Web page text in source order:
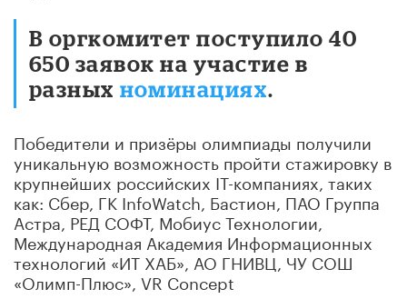
В оргкомитет поступило 40
650 заявок на участие в
разных номинациях.
Победители и призёры олимпиады получили
уникальную возможность пройти стажировку в
крупнейших российских IT-компаниях, таких
как: Сбер, ГК InfoWatch, Бастион, ПАО Группа
Астра, РЕД СОФТ, Мобиус Технологии,
Международная Академия Информационных
технологий «ИТ ХАБ», АО ГНИВЦ, ЧУ СОШ
«Олимп-Плюс», VR Concept